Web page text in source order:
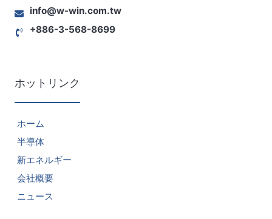
info@w-win.com.tw
+886-3-568-8699
ホットリンク
ホーム
半導体
新エネルギー
会社概要
ニュース